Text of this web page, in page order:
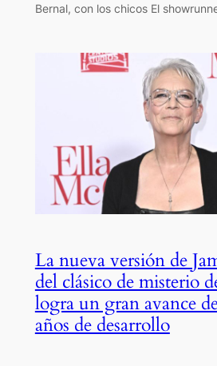
Bernal, con los chicos El
La nueva versión de
del clásico de misterio
logra un gran avance
años de desarrollo